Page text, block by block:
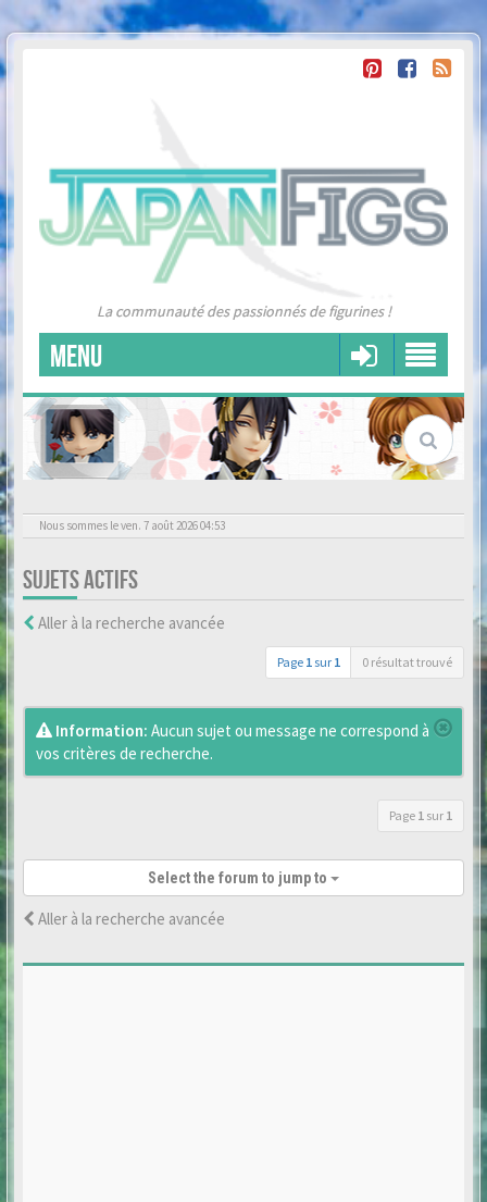
La communauté des passionnés de figurines !
MENU
Nous sommes le ven. 7 août 2026 04:53
SUJETS ACTIFS
Aller à la recherche avancée
Page 1 sur 1 0 résultat trouvé
Information: Aucun sujet ou message ne correspond à
vos critères de recherche.
Page 1 sur 1
Select the forum to jump to
Aller à la recherche avancée